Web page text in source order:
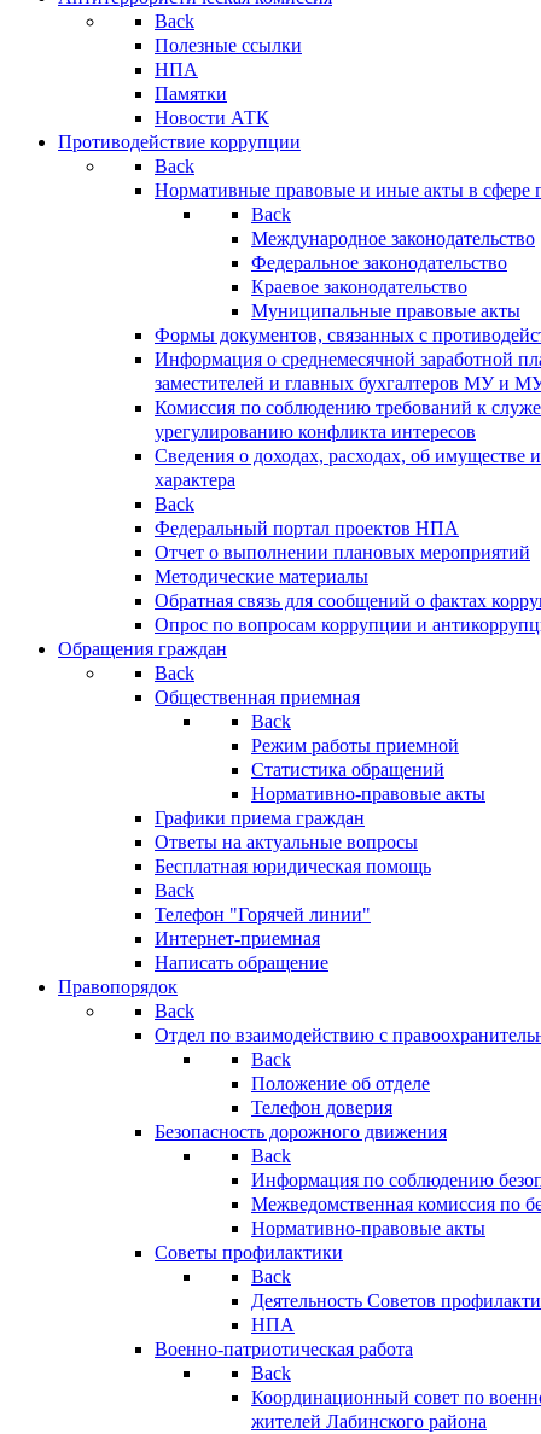
Back
Полезные ссылки
НПА
Памятки
Новости АТК
Противодействие коррупции
Back
Нормативные правовые и иные акты в сфере
Back
Международное законодательство
Федеральное законодательство
Краевое законодательство
Муниципальные правовые акты
Формы документов, связанных с
Информация о среднемесячной заработной
заместителей и главных бухгалтеров МУ и
Комиссия по соблюдению требований к
урегулированию конфликта интересов
Сведения о доходах, расходах, об имуществе
характера
Back
Федеральный портал проектов НПА
Отчет о выполнении плановых мероприятий
Методические материалы
Обратная связь для сообщений о фактах
Опрос по вопросам коррупции и
Обращения граждан
Back
Общественная приемная
Back
Режим работы приемной
Статистика обращений
Нормативно-правовые акты
Графики приема граждан
Ответы на актуальные вопросы
Бесплатная юридическая помощь
Back
Телефон "Горячей линии"
Интернет-приемная
Написать обращение
Правопорядок
Back
Отдел по взаимодействию с
Back
Положение об отделе
Телефон доверия
Безопасность дорожного движения
Back
Информация по соблюдению
Межведомственная комиссия по
Нормативно-правовые акты
Советы профилактики
Back
Деятельность Советов
НПА
Военно-патриотическая работа
Back
Координационный совет по
жителей Лабинского района